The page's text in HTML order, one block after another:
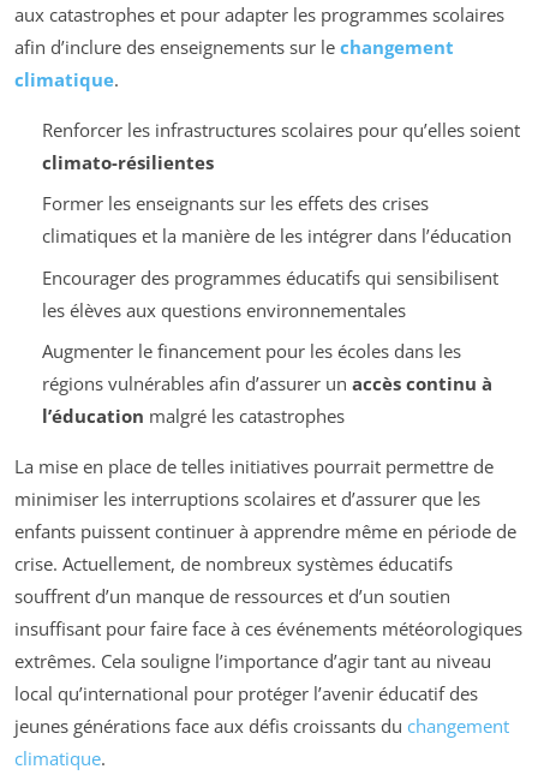
aux catastrophes et pour adapter les programmes scolaires
afin d’inclure des enseignements sur le changement
climatique.
Renforcer les infrastructures scolaires pour qu’elles soient
climato-résilientes
Former les enseignants sur les effets des crises
climatiques et la manière de les intégrer dans l’éducation
Encourager des programmes éducatifs qui sensibilisent
les élèves aux questions environnementales
Augmenter le financement pour les écoles dans les
régions vulnérables afin d’assurer un accès continu à
l’éducation malgré les catastrophes
La mise en place de telles initiatives pourrait permettre de
minimiser les interruptions scolaires et d’assurer que les
enfants puissent continuer à apprendre même en période de
crise. Actuellement, de nombreux systèmes éducatifs
souffrent d’un manque de ressources et d’un soutien
insuffisant pour faire face à ces événements météorologiques
extrêmes. Cela souligne l’importance d’agir tant au niveau
local qu’international pour protéger l’avenir éducatif des
jeunes générations face aux défis croissants du changement
climatique.